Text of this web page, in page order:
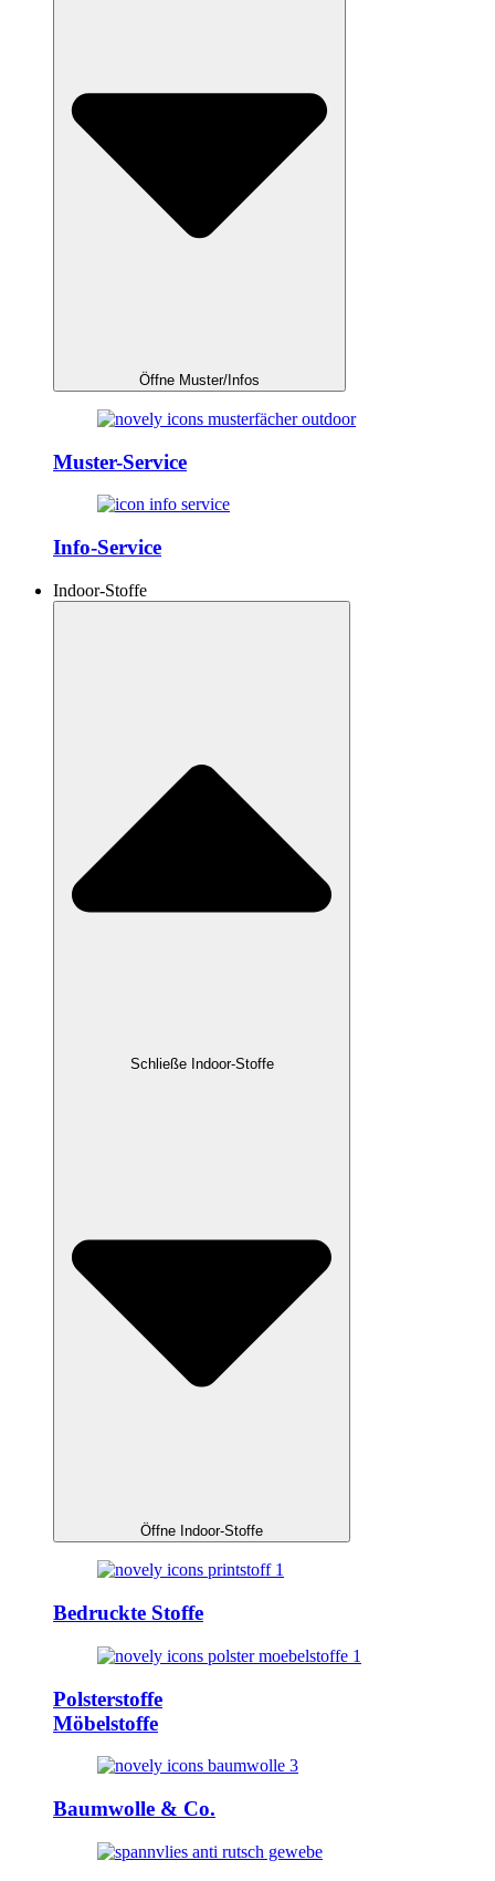
Öffne Muster/Infos
Muster-Service
Info-Service
Indoor-Stoffe
Schließe Indoor-Stoffe
Öffne Indoor-Stoffe
Bedruckte Stoffe
Polsterstoffe
Möbelstoffe
Baumwolle & Co.